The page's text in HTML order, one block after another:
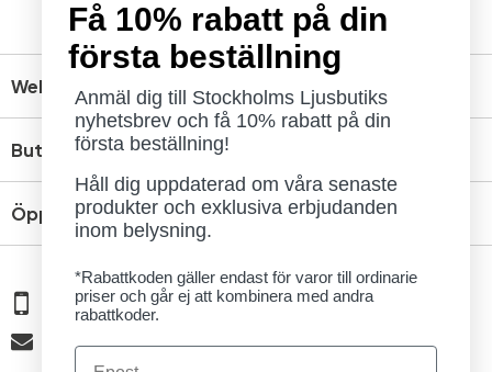
Webbshop
Butik
Öppettider
08 - 654 29 00
info@ljusbutik.se
Få 10% rabatt på din
första beställning
Anmäl dig till Stockholms Ljusbutiks
nyhetsbrev och få 10% rabatt på din
första beställning!
Håll dig uppdaterad om våra senaste
produkter och exklusiva erbjudanden
inom belysning.
*Rabattkoden gäller endast för varor till ordinarie
priser och går ej att kombinera med andra
rabattkoder.
Email